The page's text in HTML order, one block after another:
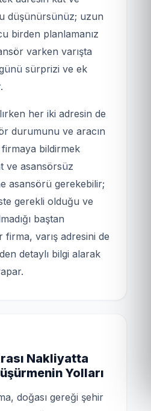
düşünürsünüz; uzun
birden planlamanız
varken varışta
sürprizi ve ek
her iki adresin de
durumunu ve aracın
firmaya bildirmek
ve asansörsüz
asansörü gerekebilir;
gerekli olduğu ve
baştan
firma, varış adresini de
detaylı bilgi alarak
Nakliyatta
Yolları
doğası gereği şehir